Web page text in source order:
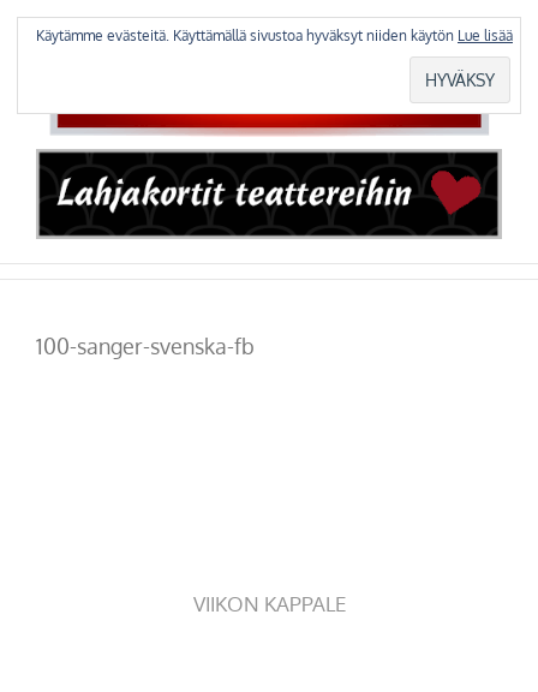
100-sanger-svenska-fb
VIIKON KAPPALE
Käytämme evästeitä. Käyttämällä sivustoa hyväksyt niiden käytön Lue lisää